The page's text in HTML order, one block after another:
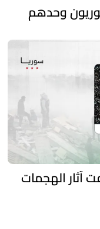
وحدهم
آثار الهجمات